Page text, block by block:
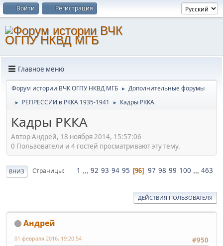
Войти Регистрация
Главное меню
Форум истории ВЧК ОГПУ НКВД МГБ ► Дополнительные форумы
► РЕПРЕССИИ в РККА 1935-1941 ► Кадры РККА
Кадры РККА
Автор Андрей, 18 ноября 2014, 15:57:06
0 Пользователи и 4 гостей просматривают эту тему.
ВНИЗ Страницы 1 ... 92 93 94 95 96 97 98 99 100 ... 463
ДЕЙСТВИЯ ПОЛЬЗОВАТЕЛЯ
Андрей
#950
01 февраля 2016, 19:20:54